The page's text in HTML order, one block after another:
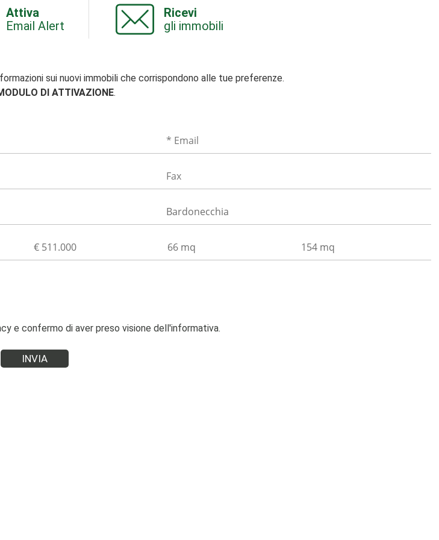
Attiva
Email Alert
Ricevi
gli immobili
sui nuovi immobili che corrispondono alle tue preferenze.
DI ATTIVAZIONE.
e confermo di aver preso visione dell'informativa.